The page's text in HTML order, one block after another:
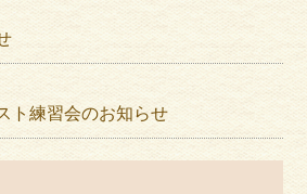
ト練習会のお知らせ